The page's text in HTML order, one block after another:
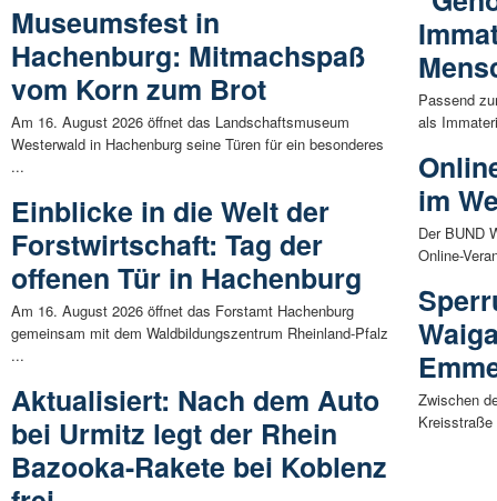
Museumsfest in
Hachenburg: Mitmachspaß
vom Korn zum Brot
Am 16. August 2026 öffnet das Landschaftsmuseum
Westerwald in Hachenburg seine Türen für ein besonderes
...
Einblicke in die Welt der
Forstwirtschaft: Tag der
offenen Tür in Hachenburg
Am 16. August 2026 öffnet das Forstamt Hachenburg
gemeinsam mit dem Waldbildungszentrum Rheinland-Pfalz
...
Aktualisiert: Nach dem Auto
bei Urmitz legt der Rhein
Bazooka-Rakete bei Koblenz
Passend
als
im
Der BUND
Online-
Zwischen